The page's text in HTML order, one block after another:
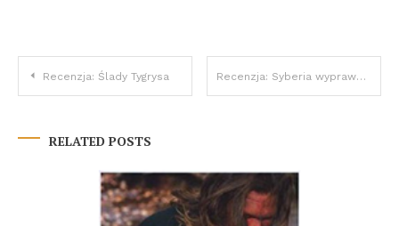
Nawigacja
Recenzja: Ślady Tygrysa Recenzja: Syberia wyprawa na biegun zimna
RELATED POSTS